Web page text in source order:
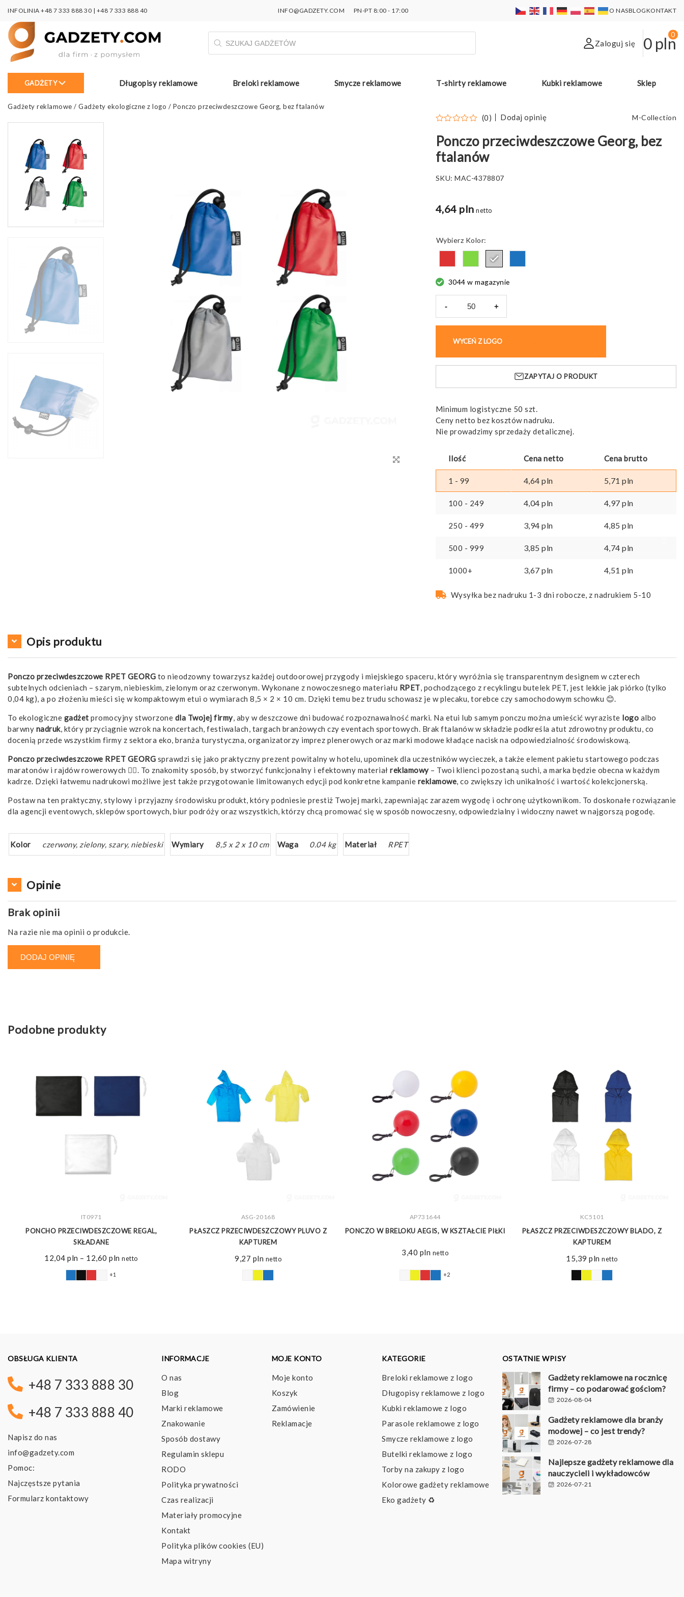
INFOLINIA +48 7 333 888 30 | +48 7 333 888 40 INFO@GADZETY.COM PN-PT 8:00 - 17:00 O NASBLOGKONTAKT
Wyszukiwarka
produktów
Zaloguj się 0 pln
0
GADŻETY Długopisy reklamowe Breloki reklamowe Smycze reklamowe T-shirty reklamowe Kubki reklamowe Sklep
Gadżety reklamowe / Gadżety ekologiczne z logo / Ponczo przeciwdeszczowe Georg, bez ftalanów
(0) Dodaj opinię M-Collection
Ponczo przeciwdeszczowe Georg, bez
ftalanów
SKU:MAC-4378807
4,64 pln netto
Kolor
3044 w magazynie
-
Georg,
bez
ftalanów
+
WYCEŃ Z LOGO
ZAPYTAJ O PRODUKT
Minimum logistyczne 50 szt.
Ceny netto bez kosztów nadruku.
Nie prowadzimy sprzedaży detalicznej.
Ilość Cena netto Cena brutto
1 - 99 4,64pln 5,71pln
100 - 249 4,04pln 4,97pln
250 - 499 3,94pln 4,85pln
500 - 999 3,85pln 4,74pln
1000+ 3,67pln 4,51pln
Wysyłka bez nadruku 1-3 dni robocze, z nadrukiem 5-10
Opis produktu
Ponczo przeciwdeszczowe RPET GEORG to nieodzowny towarzysz każdej outdoorowej przygody i miejskiego spaceru, który wyróżnia się transparentnym designem w czterech
subtelnych odcieniach – szarym, niebieskim, zielonym oraz czerwonym. Wykonane z nowoczesnego materiału RPET , pochodzącego z recyklingu butelek PET, jest lekkie jak piórko (tylko
0,04 kg), a po złożeniu mieści się w kompaktowym etui o wymiarach 8,5 × 2 × 10 cm. Dzięki temu bez trudu schowasz je w plecaku, torebce czy samochodowym schowku 😊.
To ekologiczne gadżet promocyjny stworzone dla Twojej firmy, aby w deszczowe dni budować rozpoznawalność marki. Na etui lub samym ponczu można umieścić wyraziste logo albo
barwny nadruk, który przyciągnie wzrok na koncertach, festiwalach, targach branżowych czy eventach sportowych. Brak ftalanów w składzie podkreśla atut zdrowotny produktu, co
docenią przede wszystkim firmy z sektora eko, branża turystyczna, organizatorzy imprez plenerowych oraz marki modowe kładące nacisk na odpowiedzialność środowiskową.
Ponczo przeciwdeszczowe RPET GEORG sprawdzi się jako praktyczny prezent powitalny w hotelu, upominek dla uczestników wycieczek, a także element pakietu startowego podczas
maratonów i rajdów rowerowych 🚴‍♂️. To znakomity sposób, by stworzyć funkcjonalny i efektowny materiał reklamowy– Twoi klienci pozostaną suchi, a marka będzie obecna w każdym
kadrze. Dzięki łatwemu nadrukowi możliwe jest także przygotowanie limitowanych edycji pod konkretne kampanie reklamowe , co zwiększy ich unikalność i wartość kolekcjonerską.
Postaw na ten praktyczny, stylowy i przyjazny środowisku produkt, który podniesie prestiż Twojej marki, zapewniając zarazem wygodę i ochronę użytkownikom. To doskonałe rozwiązanie
dla agencji eventowych, sklepów sportowych, biur podróży oraz wszystkich, którzy chcą promować się w sposób nowoczesny, odpowiedzialny i widoczny nawet w najgorszą pogodę.
Kolor czerwony, zielony, szary, niebieski Wymiary 8,5 x 2 x 10 cm Waga 0.04 kg Materiał RPET
Opinie
Brak opinii
Na razie nie ma opinii o produkcie.
DODAJ OPINIĘ
Podobne produkty
ZOBACZ WIĘCEJ
IT0971
PONCHO PRZECIWDESZCZOWE REGAL,
SKŁADANE
12,04pln – 12,60pln Zakres
netto
+1
ZOBACZ WIĘCEJ
ASG-20168
PŁASZCZ PRZECIWDESZCZOWY PLUVO Z
KAPTUREM
9,27 pln netto
ZOBACZ WIĘCEJ
AP731644
PONCZO W BRELOKU AEGIS, W KSZTAŁCIE PIŁKI
3,40 pln netto
+2
ZOBACZ WIĘCEJ
KC5101
PŁASZCZ PRZECIWDESZCZOWY BLADO, Z
KAPTUREM
15,39pln netto
OBSŁUGA KLIENTA
+48 7 333 888 30
+48 7 333 888 40
Napisz do nas
info@gadzety.com
Pomoc:
Najczęstsze pytania
Formularz kontaktowy
INFORMACJE
O nas
Blog
Marki reklamowe
Znakowanie
Sposób dostawy
Regulamin sklepu
RODO
Polityka prywatności
Czas realizacji
Materiały promocyjne
Kontakt
Polityka plików cookies (EU)
Mapa witryny
MOJE KONTO
Moje konto
Koszyk
Zamówienie
Reklamacje
KATEGORIE
Breloki reklamowe z logo
Długopisy reklamowe z logo
Kubki reklamowe z logo
Parasole reklamowe z logo
Smycze reklamowe z logo
Butelki reklamowe z logo
Torby na zakupy z logo
Kolorowe gadżety reklamowe
Eko gadżety ♻️
OSTATNIE WPISY
Gadżety reklamowe na rocznicę
firmy – co podarować gościom?
2026-08-04
Gadżety reklamowe dla branży
modowej – co jest trendy?
2026-07-28
Najlepsze gadżety reklamowe dla
nauczycieli i wykładowców
2026-07-21